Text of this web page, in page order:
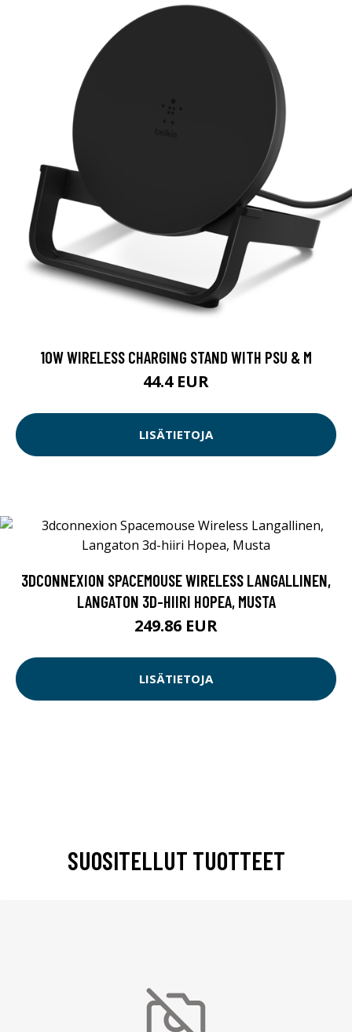
10W WIRELESS CHARGING STAND WITH PSU & M
44.4 EUR
LISÄTIETOJA
3DCONNEXION SPACEMOUSE WIRELESS LANGALLINEN,
LANGATON 3D-HIIRI HOPEA, MUSTA
249.86 EUR
LISÄTIETOJA
SUOSITELLUT TUOTTEET